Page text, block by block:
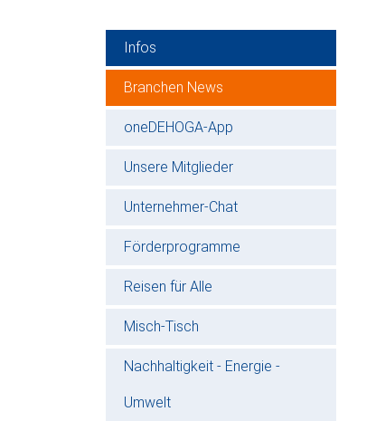
Infos
Branchen News
oneDEHOGA-App
Unsere Mitglieder
Unternehmer-Chat
Förderprogramme
Reisen für Alle
Misch-Tisch
Nachhaltigkeit - Energie -
Umwelt